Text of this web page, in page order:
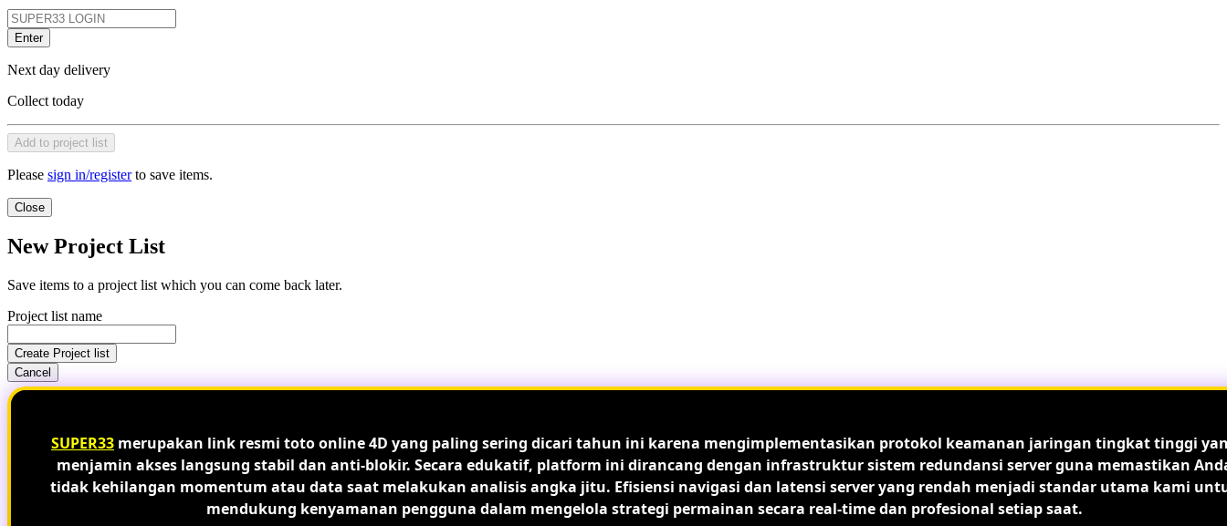
Enter
Next day delivery
Collect today
Add to project list
Please sign in/registerto save items.
Close
New Project List
Save items to a project list which you can come back later.
Project list name
Create Project list
Cancel
SUPER33 merupakan link resmi toto online 4D yang paling sering dicari tahun ini karena mengimplementasikan protokol keamanan jaringan tingkat tinggi
menjamin akses langsung stabil dan anti-blokir. Secara edukatif, platform ini dirancang dengan infrastruktur sistem redundansi server guna memastikan
tidak kehilangan momentum atau data saat melakukan analisis angka jitu. Efisiensi navigasi dan latensi server yang rendah menjadi standar utama kami
mendukung kenyamanan pengguna dalam mengelola strategi permainan secara real-time dan profesional setiap saat.